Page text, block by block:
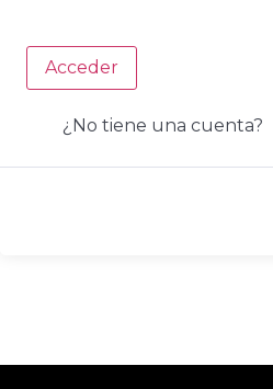
Acceder
¿No tiene una cuenta?